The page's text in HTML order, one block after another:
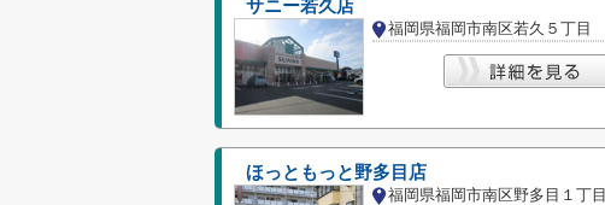
サニー若久店
福岡県福岡市南区若久５丁目
ほっともっと野多目店
福岡県福岡市南区野多目１丁目